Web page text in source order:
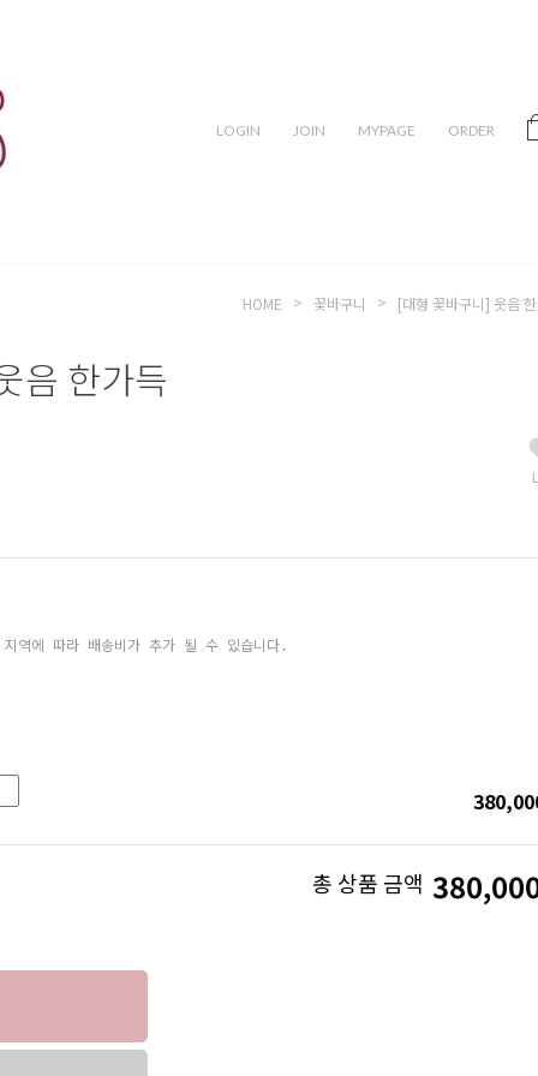
LOGIN JOIN MYPAGE ORDER
HOME > 꽃바구니 > [대형 꽃바구니] 웃음
음 한가득
지역에 따라 배송비가 추가 될 수 있습니다.
총 상품 금액